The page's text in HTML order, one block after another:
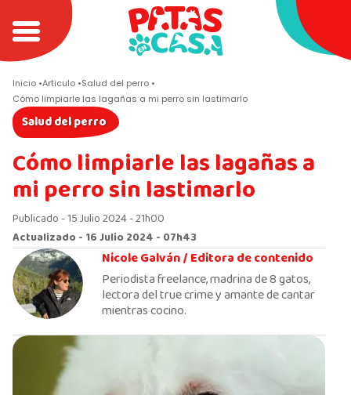
Inicio Articulo Salud del perro
Cómo limpiarle las lagañas a mi perro sin lastimarlo
Salud del perro
Cómo limpiarle las lagañas a
mi perro sin lastimarlo
Publicado - 15 Julio 2024 - 21h00
Actualizado - 16 Julio 2024 - 07h43
Nicole Galván /Editora de contenido
Periodista freelance, madrina de 8 gatos,
lectora del true crime y amante de cantar
mientras cocino.